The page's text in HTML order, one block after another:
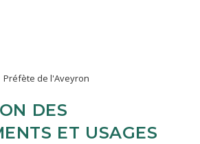
Préfète de l'Aveyron
DES
ET USAGES